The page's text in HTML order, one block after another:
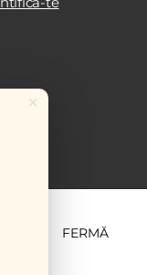
FERMĂ
×